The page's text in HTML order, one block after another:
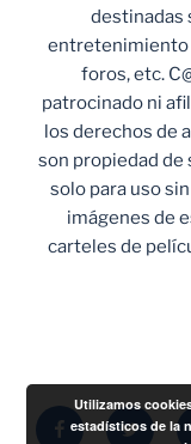
destinadas
entretenimiento
foros, etc.
patrocinado ni
los derechos de
son propiedad de
solo para uso
imágenes de
carteles de
FacebookTwitter
Utilizamos
estadísticos de la